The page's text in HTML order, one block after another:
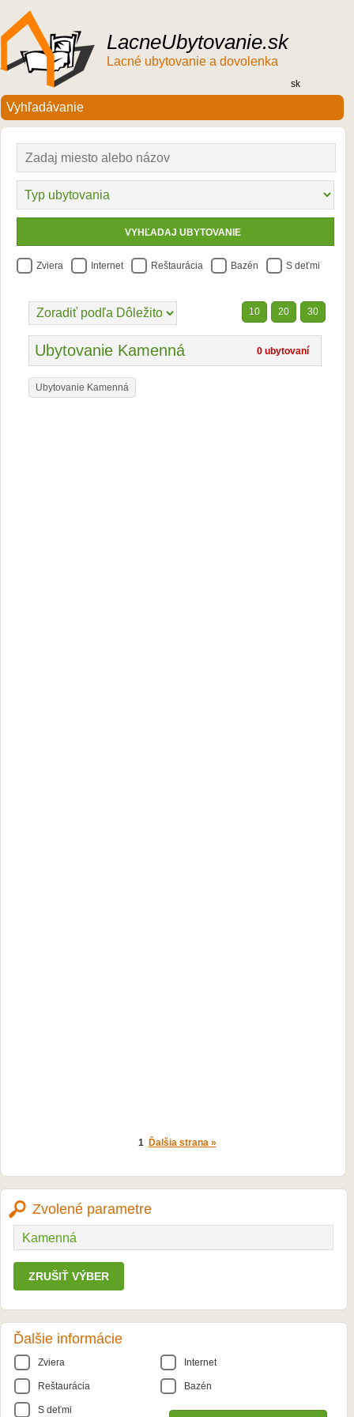
LacneUbytovanie.sk
Lacné ubytovanie a dovolenka
sk
Zviera Internet Reštaurácia Bazén S deťmi
10 20 30
0 ubytovaní
Ubytovanie Kamenná
Ubytovanie Kamenná
1 Ďalšia strana »
Zvolené parametre
Kamenná
ZRUŠIŤ VÝBER
Ďalšie informácie
Zviera Internet
Reštaurácia Bazén
S deťmi